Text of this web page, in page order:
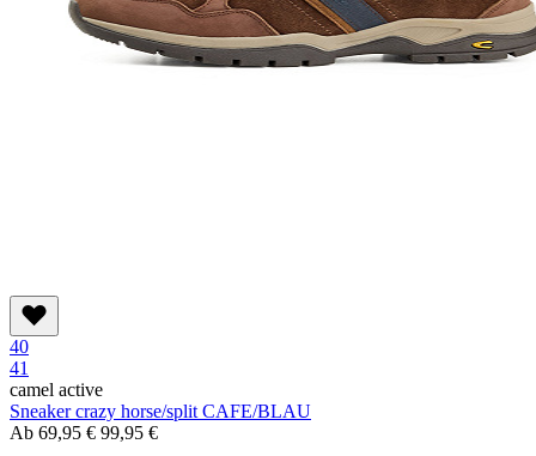
40
41
camel active
Sneaker crazy horse/split CAFE/BLAU
Ab 69,95 € 99,95 €